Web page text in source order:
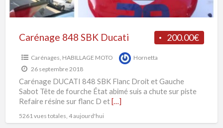
200.00€
Carénage 848 SBK Ducati
Carénages, HABILLAGE MOTO
Hornetta
26 septembre 2018
Carénage DUCATI 848 SBK Flanc Droit et Gauche
Sabot Tête de fourche État abimé suis a chute sur piste
Refaire résine sur flanc D et[…]
5261 vues totales, 4 aujourd'hui